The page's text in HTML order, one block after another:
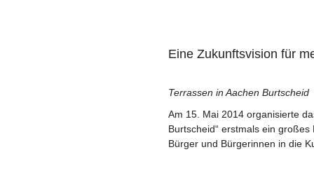
Eine Zukunftsvision für
Terrassen in Aachen Burtscheid
Am 15. Mai 2014 organisierte
Burtscheid“ erstmals ein
Bürger und Bürgerinnen in die